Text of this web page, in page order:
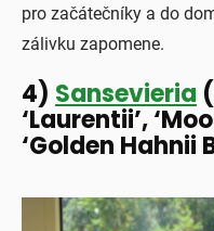
pro začátečníky a do
zálivku zapomene.
4) Sansevieria
‘Laurentii’,
‘Golden Hahnii